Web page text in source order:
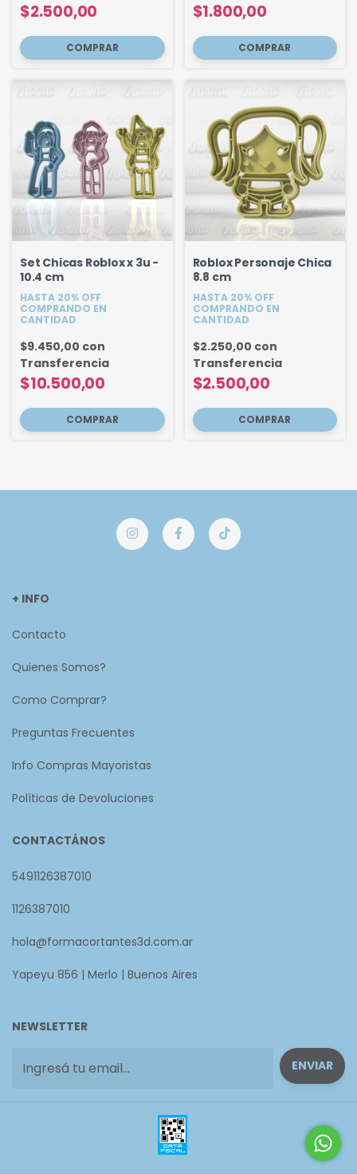
$2.500,00 $1.800,00
Set Chicas Roblox x 3u -
10.4 cm
HASTA 20% OFF
COMPRANDO EN
CANTIDAD
$10.500,00
$9.450,00 con
Transferencia
Roblox Personaje Chica
8.8 cm
HASTA 20% OFF
COMPRANDO EN
CANTIDAD
$2.500,00
$2.250,00 con
Transferencia
+ INFO
Contacto
Quienes Somos?
Como Comprar?
Preguntas Frecuentes
Info Compras Mayoristas
Políticas de Devoluciones
CONTACTÁNOS
5491126387010
1126387010
hola@formacortantes3d.com.ar
Yapeyu 856 | Merlo | Buenos Aires
NEWSLETTER